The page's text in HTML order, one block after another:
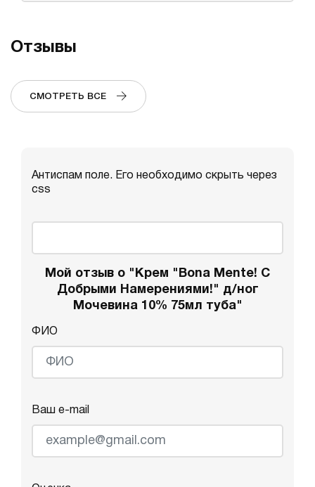
Отзывы
СМОТРЕТЬ ВСЕ
Антиспам поле. Его необходимо скрыть через
css
Мой отзыв о "Крем "Bona Mente! С
Добрыми Намерениями!" д/ног
Мочевина 10% 75мл туба"
ФИО
Ваш e-mail